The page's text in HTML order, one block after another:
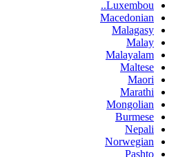
Luxembou..
Macedonian
Malagasy
Malay
Malayalam
Maltese
Maori
Marathi
Mongolian
Burmese
Nepali
Norwegian
Pashto